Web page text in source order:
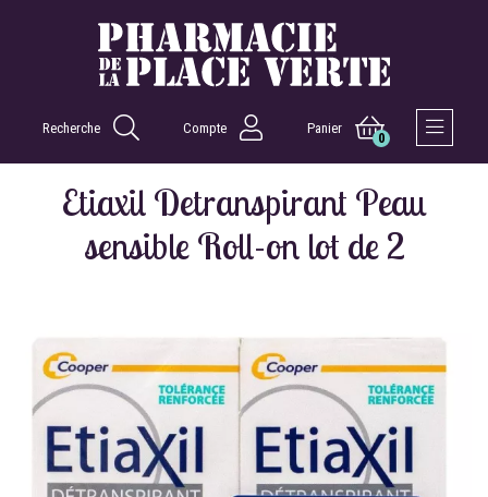
Recherche Compte Panier
0
Etiaxil Detranspirant Peau
sensible Roll-on lot de 2